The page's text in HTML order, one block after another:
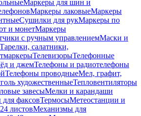
Маркеры для шин и
Маркеры лаковыеМаркеры
Сушилки для рукМаркеры по
и монетМаркеры
с ручным управлениемМаски и
Тарелки, салатники,
ТелевизорыТелефонные
и джемТелефоны и радиотелефоны
Телефоны проводныеМел, графит,
художественныеТепловентиляторы
завесыМелки и карандаши
факсовТермосыМетеостанции и
листовМеханизмы для